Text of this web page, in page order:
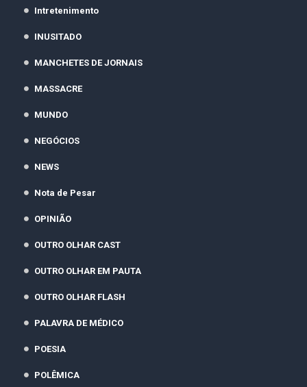
Intretenimento
INUSITADO
MANCHETES DE JORNAIS
MASSACRE
MUNDO
NEGÓCIOS
NEWS
Nota de Pesar
OPINIÃO
OUTRO OLHAR CAST
OUTRO OLHAR EM PAUTA
OUTRO OLHAR FLASH
PALAVRA DE MÉDICO
POESIA
POLÊMICA